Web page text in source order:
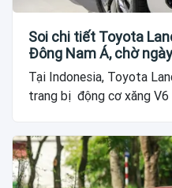
Soi chi tiết Toyota
Đông Nam Á, chờ
Tại Indonesia, Toyota
trang bị động cơ xăng V6